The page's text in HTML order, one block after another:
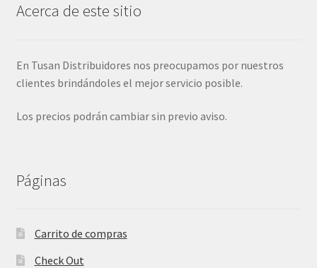
Acerca de este sitio
En Tusan Distribuidores nos preocupamos por nuestros
clientes brindándoles el mejor servicio posible.
Los precios podrán cambiar sin previo aviso.
Páginas
Carrito de compras
Check Out